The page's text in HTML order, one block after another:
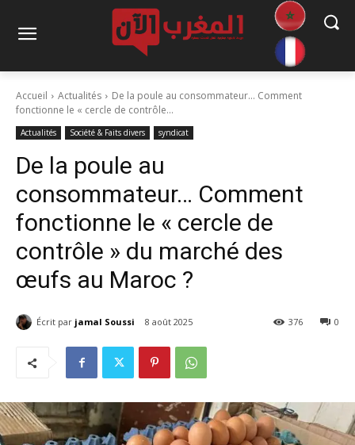
Accueil Actualités
De la poule au consommateur… Comment
fonctionne le « cercle de contrôle...
Actualités Société & Faits divers syndicat
De la poule au
consommateur… Comment
fonctionne le « cercle de
contrôle » du marché des
œufs au Maroc ?
Écrit par jamal Soussi 8 août 2025 0
376